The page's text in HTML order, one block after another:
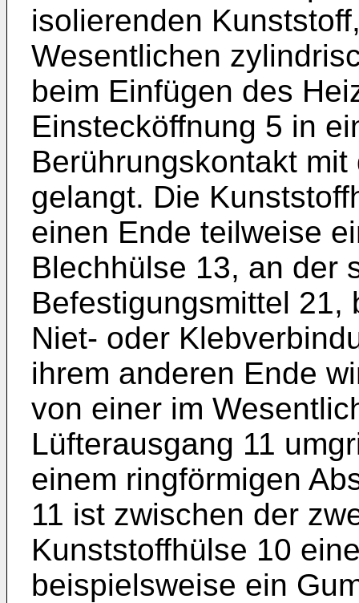
isolierenden
Wesentlichen
beim Einfügen des
Einstecköffnung 5 in
Berührungskontakt
gelangt. Die
einen Ende teilweise
Blechhülse 13, an der
Befestigungsmittel 21,
Niet- oder
ihrem anderen Ende
von einer im
Lüfterausgang 11
einem ringförmigen
11 ist zwischen der
Kunststoffhülse 10
beispielsweise ein